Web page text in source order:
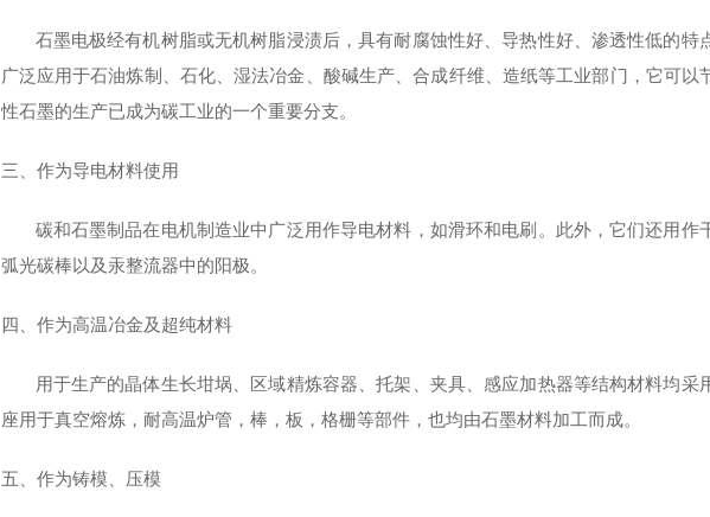
石墨电极经有机树脂或无机树脂浸渍后，具有耐腐蚀性好、导热性好、渗透性低的特
广泛应用于石油炼制、石化、湿法冶金、酸碱生产、合成纤维、造纸等工业部门，它可以
性石墨的生产已成为碳工业的一个重要分支。
三、作为导电材料使用
碳和石墨制品在电机制造业中广泛用作导电材料，如滑环和电刷。此外，它们还用作
弧光碳棒以及汞整流器中的阳极。
四、作为高温冶金及超纯材料
用于生产的晶体生长坩埚、区域精炼容器、托架、夹具、感应加热器等结构材料均采
座用于真空熔炼，耐高温炉管，棒，板，格栅等部件，也均由石墨材料加工而成。
五、作为铸模、压模